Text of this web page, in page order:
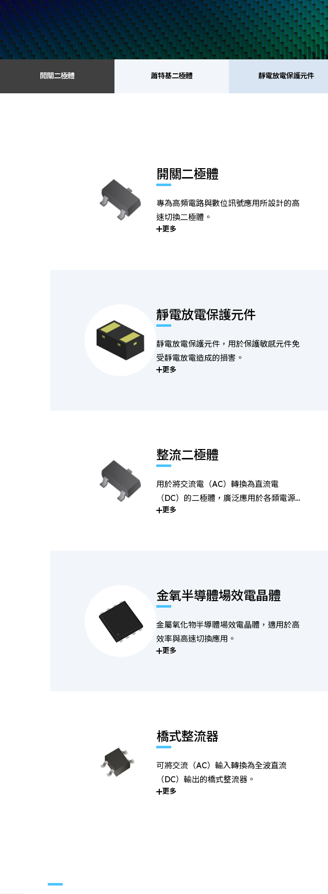
開關二極體 蕭特基二極體 靜電放電保護元件
開關二極體
專為高頻電路與數位訊號應用所設計的高
速切換二極體。
更多
靜電放電保護元件
靜電放電保護元件，用於保護敏感元件免
受靜電放電造成的損害。
更多
整流二極體
用於將交流電（AC）轉換為直流電
（DC）的二極體，廣泛應用於各類電源
供應系統中。
更多
金氧半導體場效電晶體
金屬氧化物半導體場效電晶體，適用於高
效率與高速切換應用。
更多
橋式整流器
可將交流（AC）輸入轉換為全波直流
（DC）輸出的橋式整流器。
更多